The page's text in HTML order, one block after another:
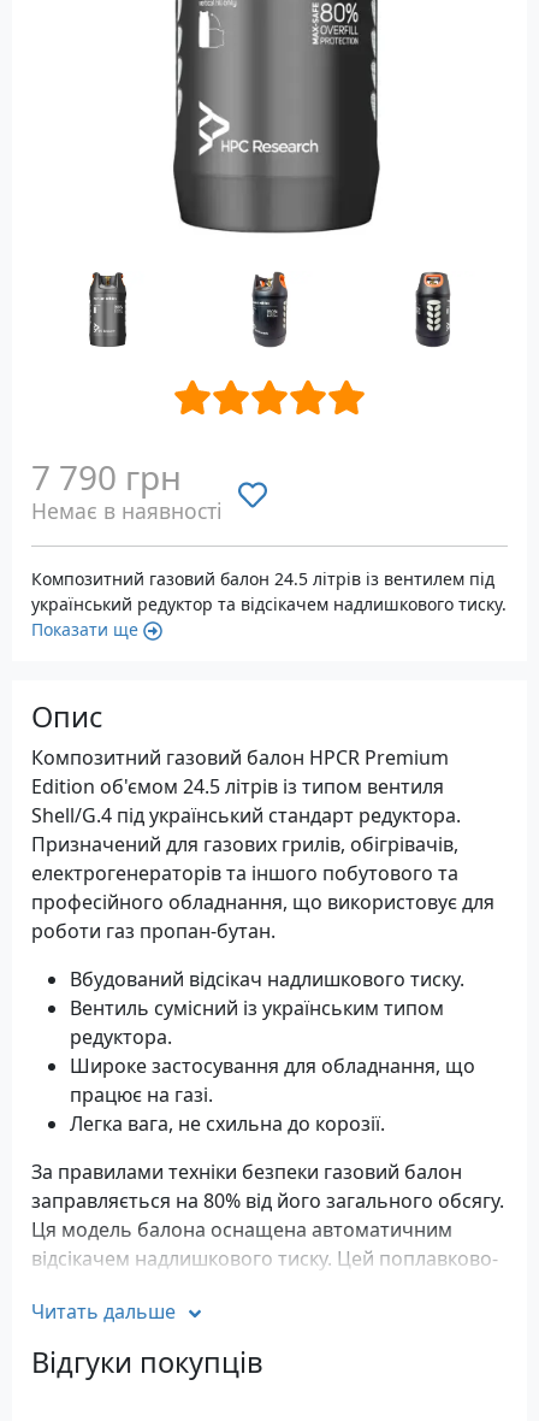
7 790 грн
Немає в наявності
Композитний газовий балон 24.5 літрів із вентилем під
український редуктор та відсікачем надлишкового тиску.
Показати ще
Опис
Композитний газовий балон HPCR Premium
Edition об'ємом 24.5 літрів із типом вентиля
Shell/G.4 під український стандарт редуктора.
Призначений для газових грилів, обігрівачів,
електрогенераторів та іншого побутового та
професійного обладнання, що використовує для
роботи газ пропан-бутан.
Вбудований відсікач надлишкового тиску.
Вентиль сумісний із українським типом
редуктора.
Широке застосування для обладнання, що
працює на газі.
Легка вага, не схильна до корозії.
За правилами техніки безпеки газовий балон
заправляється на 80% від його загального обсягу.
Ця модель балона оснащена автоматичним
відсікачем надлишкового тиску. Цей поплавково-
понад норму. При досягненні необхідного рівня
заповнення пристрій автоматично замикає
вентиль газового балона.
Читать дальше
Відгуки покупців